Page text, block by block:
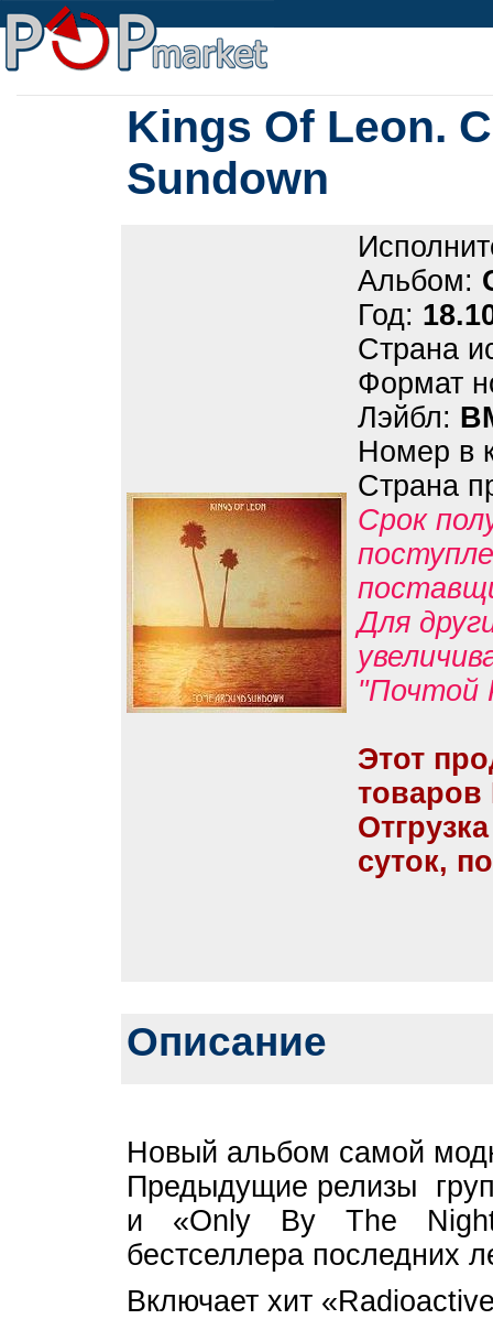
Kings Of Leon.
Sundown
Альбом:
Год:
Страна
Формат
Лэйбл:
Номер в
Страна
Срок
Для
"Почтой
Этот
товаров
суток,
Описание
Новый альбом самой
Предыдущие релизы
и «Only By The
бестселлера последних
Включает хит